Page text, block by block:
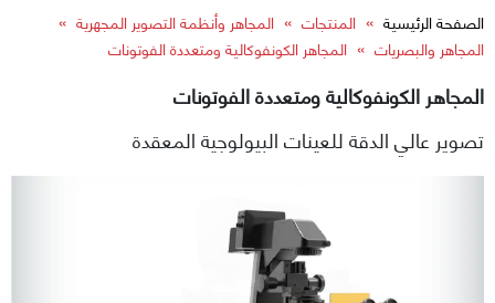
الصفحة الرئيسية » المنتجات » المجاهر وأنظمة التصوير المجهرية »
المجاهر والبصريات » المجاهر الكونفوكالية ومتعددة الفوتونات
المجاهر الكونفوكالية ومتعددة الفوتونات
تصوير عالي الدقة للعينات البيولوجية المعقدة